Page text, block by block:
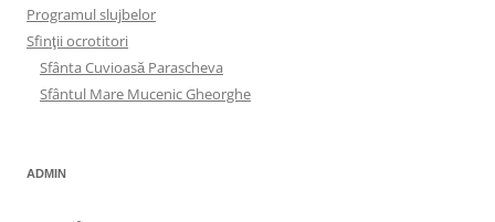
Programul slujbelor
Sfinţii ocrotitori
Sfânta Cuvioasă Parascheva
Sfântul Mare Mucenic Gheorghe
ADMIN